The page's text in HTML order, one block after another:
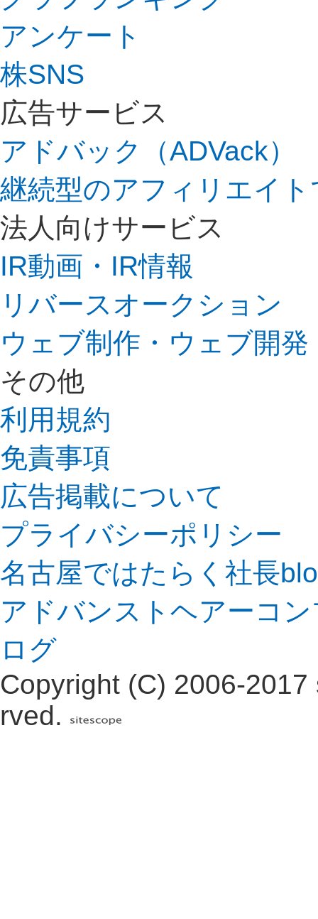
アンケート
株SNS
広告サービス
アドバック（ADVack）
継続型のアフィリエイト
法人向けサービス
IR動画・IR情報
リバースオークション
ウェブ制作・ウェブ開発
その他
利用規約
免責事項
広告掲載について
プライバシーポリシー
名古屋ではたらく社長
アドバンストヘアーコ
ログ
Copyright (C) 2006-
rved.